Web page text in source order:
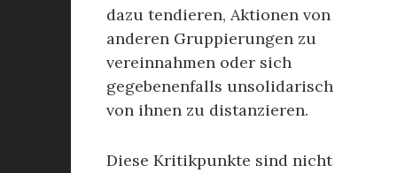
dazu tendieren, Aktionen von
anderen Gruppierungen zu
vereinnahmen oder sich
gegebenenfalls unsolidarisch
von ihnen zu distanzieren.
Diese Kritikpunkte sind nicht